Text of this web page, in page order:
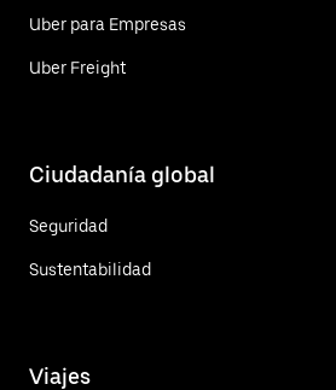
Uber para Empresas
Uber Freight
Ciudadanía global
Seguridad
Sustentabilidad
Viajes